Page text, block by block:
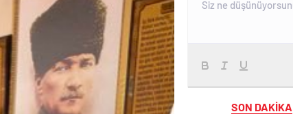
SON DAKİKA